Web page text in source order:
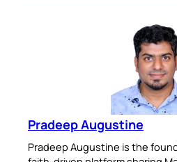
Pradeep Augustine
Pradeep Augustine is the